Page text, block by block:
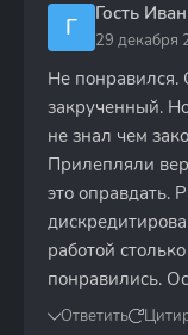
Г Гость Иван
29 декабря
Не понравился.
закрученный.
не знал чем
Прилепляли
это оправдать.
работой
понравились.
Ответить